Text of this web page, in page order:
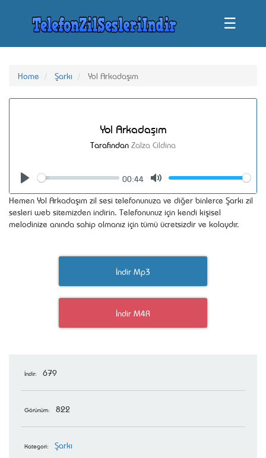
☰
Home Şarkı Yol Arkadaşım
Yol Arkadaşım
Tarafından Zalza Cildina
Seek
00:44
Volume
Hemen Yol Arkadaşım zil sesi telefonunuza ve diğer binlerce Şarkı zil
sesleri web sitemizden indirin. Telefonunuz için kendi kişisel
melodinize anında sahip olmanız için tümü ücretsizdir ve kolaydır.
İndir Mp3
İndir M4R
İndir: 679
Görünüm: 822
Kategori: Şarkı